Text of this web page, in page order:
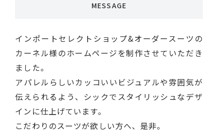
MESSAGE
インポートセレクトショップ&オーダースーツの
カーネル様のホームページを制作させていただき
ました。
アパレルらしいカッコいいビジュアルや雰囲気が
伝えられるよう、シックでスタイリッシュなデザ
インに仕上げています。
こだわりのスーツが欲しい方へ、是非。